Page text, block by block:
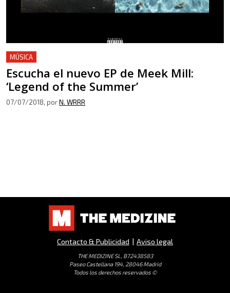
MÚSICA
Escucha el nuevo EP de Meek Mill:
‘Legend of the Summer’
07/07/2018, porN. WRRR
Contacto & Publicidad | Aviso legal
THE MEDIZINE SL, B72438583
Paseo Castellana 194, 28046 Madrid
Todos los derechos reservados ©